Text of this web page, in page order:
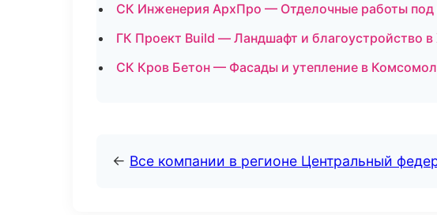
СК Инженерия АрхПро — Отделочные работы под
ГК Проект Build — Ландшафт и благоустройство в
СК Кров Бетон — Фасады и утепление в
← Все компании в регионе Центральный